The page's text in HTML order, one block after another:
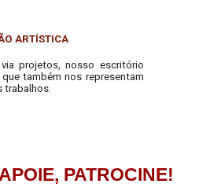
ARTÍSTICA
projetos, nosso escritório
também nos representam
trabalhos.
PATROCINE!